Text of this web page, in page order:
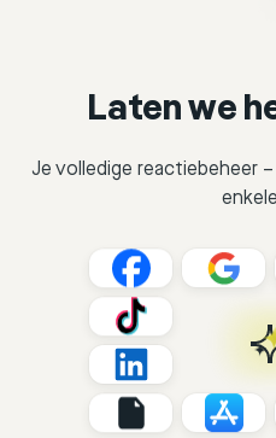
Laten we
Je volledige reactiebeheer